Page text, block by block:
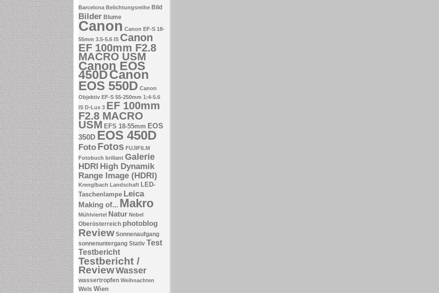
Barcelona Belichtungsreihe Bild
Bilder Blume
Canon Canon EF-S 18-
55mm 3.5-5.6 IS Canon
EF 100mm F2.8
MACRO USM
Canon EOS
450DCanon
EOS 550D Canon
Objektiv EF-S 55-250mm 1:4-5.6
IS D-Lux 3 EF 100mm
F2.8 MACRO
USM EFS 18-55mm EOS
350D EOS 450D
Foto Fotos FUJIFILM
Fotobuch brillant Galerie
HDRI High Dynamik
Range Image (HDRI)
Krenglbach Landschaft LED-
Taschenlampe Leica
Making of... Makro
Mühlviertel Natur Nebel
Oberösterreich photoblog
Review Sonnenaufgang
sonnenuntergang Stativ Test
Testbericht
Testbericht /
ReviewWasser
wassertropfen Weihnachten
Wels Wien